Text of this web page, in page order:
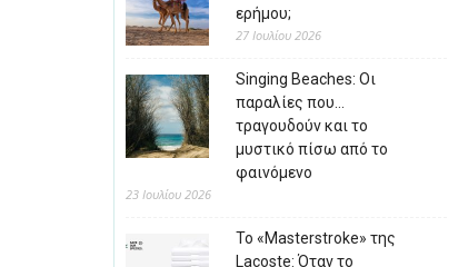
ερήμου;
27 Ιουλίου 2026
Singing Beaches: Οι
παραλίες που…
τραγουδούν και το
μυστικό πίσω από το
φαινόμενο
23 Ιουλίου 2026
Το «Masterstroke» της
Lacoste: Όταν το